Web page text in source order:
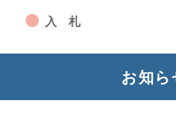
入 札
お知ら